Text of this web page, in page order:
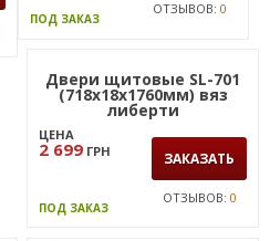
Двери щитовые SL-701
(718х18х1760мм) вяз
ЦЕНА
ЗАКАЗАТЬ